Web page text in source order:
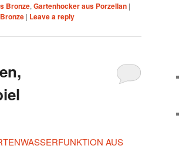
Bronze, Gartenhocker aus Porzellan |
| Leave a reply
AUS